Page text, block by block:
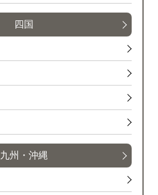
四国
九州・沖縄